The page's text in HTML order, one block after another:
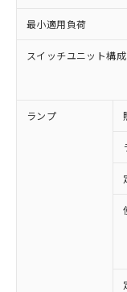
最小適用負荷
スイッチユニット構成
ランプ
対応済
非含有に